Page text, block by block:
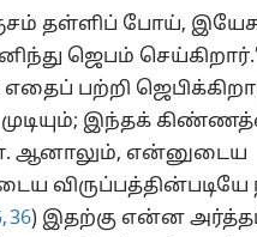
தள்ளிப் போய்,
ஜெபம்
பற்றி
இந்தக்
ஆனாலும், என்னுடைய
விருப்பத்தின்படியே
36) இதற்கு என்ன